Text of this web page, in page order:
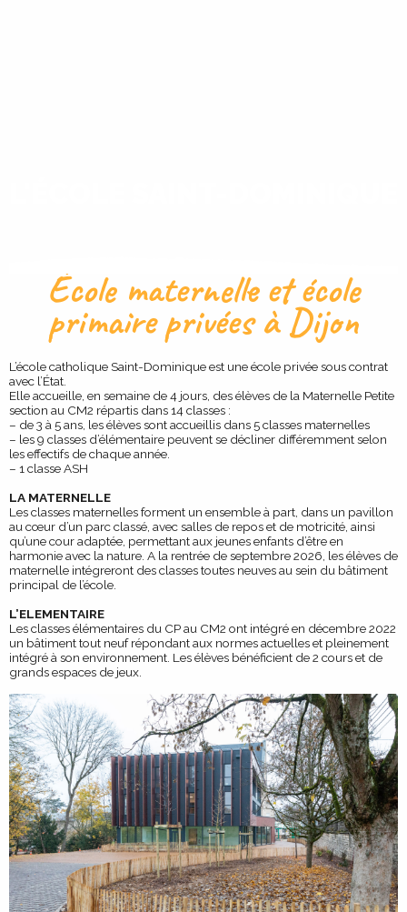
École maternelle et école
primaire privées à Dijon
L’école catholique Saint-Dominique est une école privée sous contrat
avec l’État.
Elle accueille, en semaine de 4 jours, des élèves de la Maternelle Petite
section au CM2 répartis dans 14 classes :
– de 3 à 5 ans, les élèves sont accueillis dans 5 classes maternelles
– les 9 classes d’élémentaire peuvent se décliner différemment selon
les effectifs de chaque année.
– 1 classe ASH
LA MATERNELLE
Les classes maternelles forment un ensemble à part, dans un pavillon
au cœur d’un parc classé, avec salles de repos et de motricité, ainsi
qu’une cour adaptée, permettant aux jeunes enfants d’être en
harmonie avec la nature. A la rentrée de septembre 2026, les élèves de
maternelle intégreront des classes toutes neuves au sein du bâtiment
principal de l’école.
L’ELEMENTAIRE
Les classes élémentaires du CP au CM2 ont intégré en décembre 2022
un bâtiment tout neuf répondant aux normes actuelles et pleinement
intégré à son environnement. Les élèves bénéficient de 2 cours et de
grands espaces de jeux.